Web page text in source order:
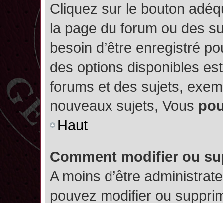
Cliquez sur le bouton
la page du forum ou des
besoin d’être enregistré
des options disponibles
forums et des sujets,
nouveaux sujets, Vous
Haut
Comment modifier ou
A moins d’être
pouvez modifier ou